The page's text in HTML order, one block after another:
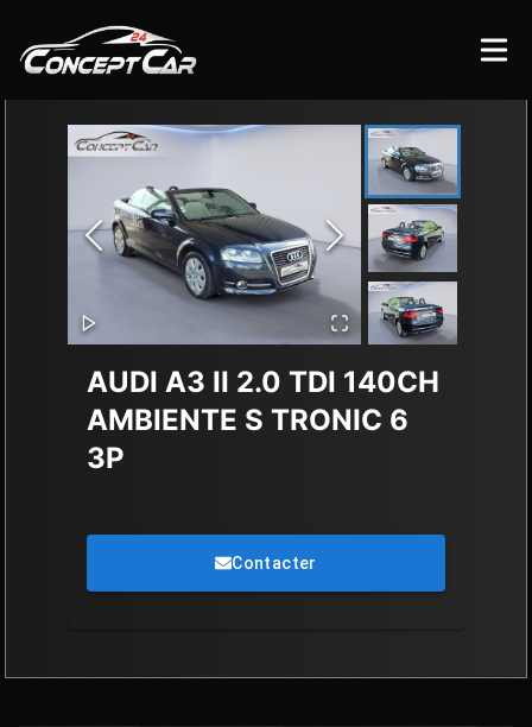
AUDI A3 II 2.0 TDI 140CH
AMBIENTE S TRONIC 6
3P
Contacter